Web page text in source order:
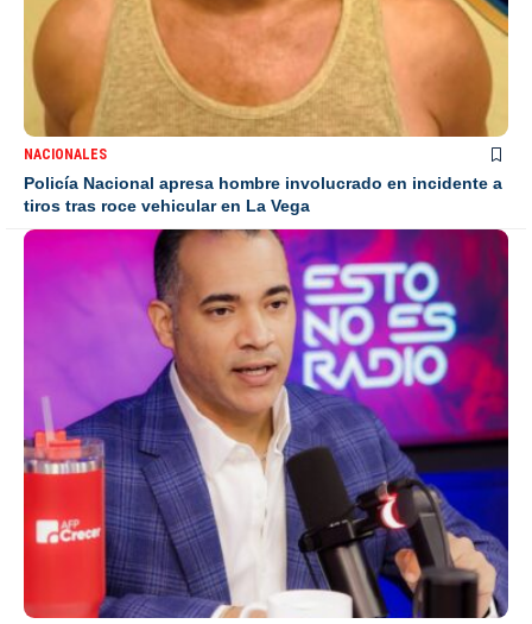
NACIONALES
Policía Nacional apresa hombre involucrado en incidente a
tiros tras roce vehicular en La Vega